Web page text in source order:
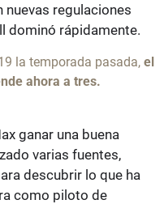
nuevas regulaciones
dominó rápidamente.
la temporada pasada, el
ahora a tres.
ganar una buena
varias fuentes,
descubrir lo que ha
como piloto de